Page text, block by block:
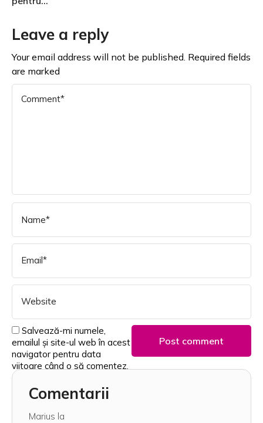
Leave a reply
Your email address will not be published. Required fields
are marked
Salvează-mi numele,
emailul și site-ul web în acest
navigator pentru data
viitoare când o să comentez.
Comentarii
Marius la